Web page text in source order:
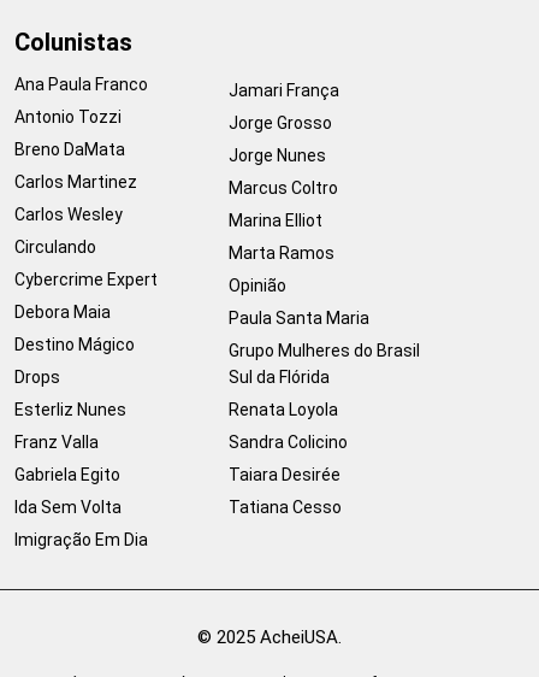
Colunistas
Ana Paula Franco
Antonio Tozzi
Breno DaMata
Carlos Martinez
Carlos Wesley
Circulando
Cybercrime Expert
Debora Maia
Destino Mágico
Drops
Esterliz Nunes
Franz Valla
Gabriela Egito
Ida Sem Volta
Imigração Em Dia
Jamari França
Jorge Grosso
Jorge Nunes
Marcus Coltro
Marina Elliot
Marta Ramos
Opinião
Paula Santa Maria
Grupo Mulheres do Brasil
Sul da Flórida
Renata Loyola
Sandra Colicino
Taiara Desirée
Tatiana Cesso
© 2025 AcheiUSA.